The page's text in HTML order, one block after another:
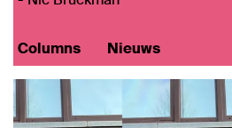
Columns Nieuws